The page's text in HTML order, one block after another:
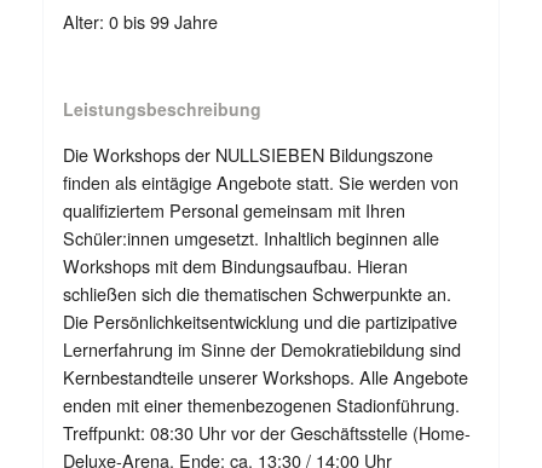
Alter: 0 bis 99 Jahre
Leistungsbeschreibung
Die Workshops der NULLSIEBEN Bildungszone
finden als eintägige Angebote statt. Sie werden von
qualifiziertem Personal gemeinsam mit Ihren
Schüler:innen umgesetzt. Inhaltlich beginnen alle
Workshops mit dem Bindungsaufbau. Hieran
schließen sich die thematischen Schwerpunkte an.
Die Persönlichkeitsentwicklung und die partizipative
Lernerfahrung im Sinne der Demokratiebildung sind
Kernbestandteile unserer Workshops. Alle Angebote
enden mit einer themenbezogenen Stadionführung.
Treffpunkt: 08:30 Uhr vor der Geschäftsstelle (Home-
Deluxe-Arena. Ende: ca. 13:30 / 14:00 Uhr